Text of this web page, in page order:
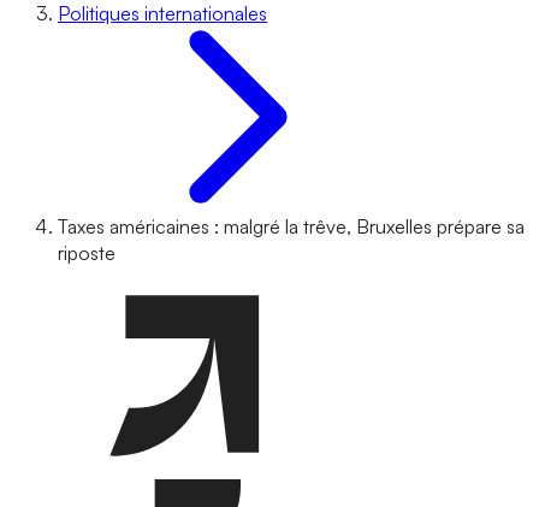
Politiques internationales
Taxes américaines : malgré la trêve, Bruxelles prépare sa
riposte